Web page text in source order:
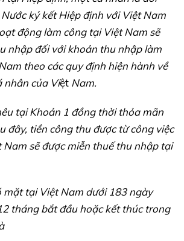
Nước ký kết Hiệp định với Việt Nam
động làm công tại Việt Nam sẽ
nhập đối với khoản thu nhập làm
theo các quy định hiện hành về
nhân của Việt Nam.
tại Khoản 1 đồng thời thỏa mãn
đây, tiền công thu được từ công việc
Nam sẽ được miễn thuế thu nhập tại
mặt tại Việt Nam dưới 183 ngày
tháng bắt đầu hoặc kết thúc trong